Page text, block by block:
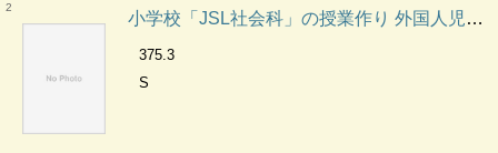
2
小学校「JSL社会科」の授業作り 外国人児童の「教科と日本語」シリーズ
375.3
S